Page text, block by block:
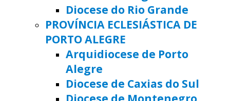
Diocese do Rio Grande
PROVÍNCIA ECLESIÁSTICA DE
PORTO ALEGRE
Arquidiocese de Porto
Alegre
Diocese de Caxias do Sul